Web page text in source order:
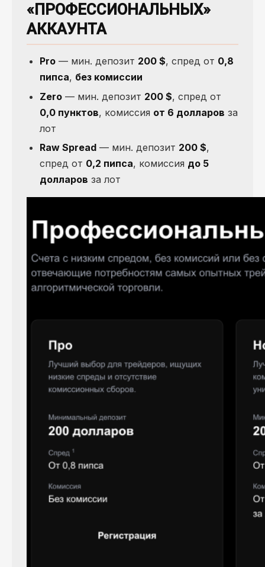
«ПРОФЕССИОНАЛЬНЫХ»
АККАУНТА
Pro — мин. депозит 200 $, спред от 0,8
пипса, без комиссии
Zero — мин. депозит 200 $, спред от
0,0 пунктов, комиссия от 6 долларов за
лот
Raw Spread — мин. депозит 200 $,
спред от 0,2 пипса, комиссия до 5
долларов за лот